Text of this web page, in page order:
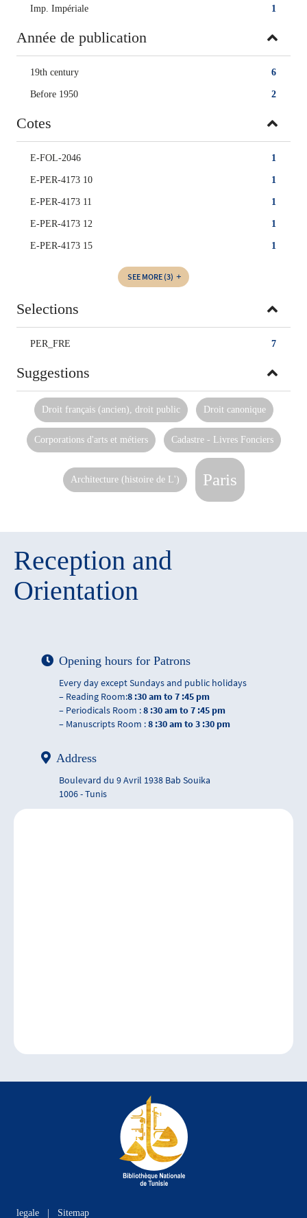
1
Imp. Impériale
Année de publication
6
19th century
2
Before 1950
Cotes
1
E-FOL-2046
1
E-PER-4173 10
1
E-PER-4173 11
1
E-PER-4173 12
1
E-PER-4173 15
SEE MORE (3)
Selections
7
PER_FRE
Suggestions
Droit français (ancien), droit public Droit canonique
Corporations d'arts et métiers Cadastre - Livres Fonciers
Architecture (histoire de L') Paris
Reception and
Orientation
Opening hours for Patrons
Every day except Sundays and public holidays
– Reading Room:8 :30 am to 7 :45 pm
– Periodicals Room :8 :30 am to 7 :45 pm
– Manuscripts Room :8 :30 am to 3 :30 pm
Address
Boulevard du 9 Avril 1938 Bab Souika
1006 - Tunis
legale Sitemap